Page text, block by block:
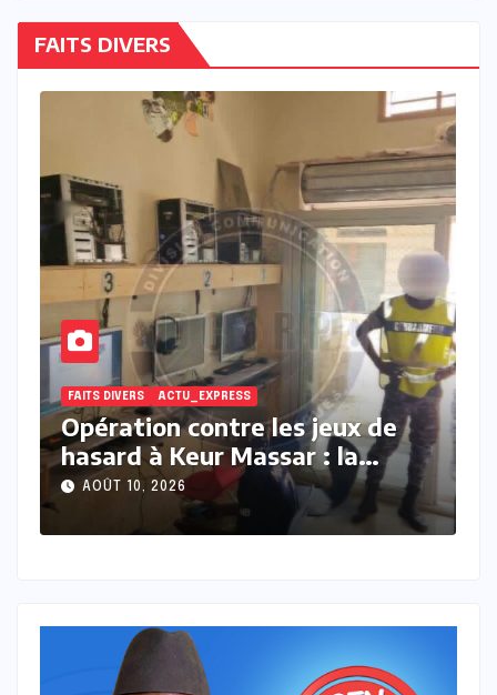
FAITS DIVERS
de
à
ACTU_EXPRESS FAITS DIVERS
Drame à Niani : deux
d’une même famille tués par
foudre, deux autres
grièvement blessés
AOÛT 10, 2026